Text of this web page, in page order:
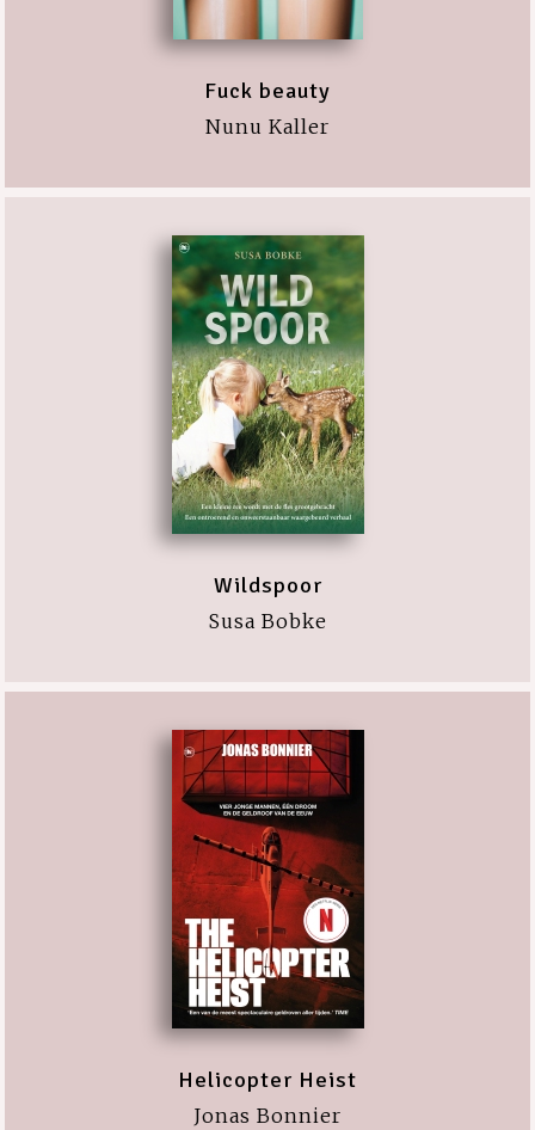
Fuck beauty
Nunu Kaller
Wildspoor
Susa Bobke
Helicopter Heist
Jonas Bonnier